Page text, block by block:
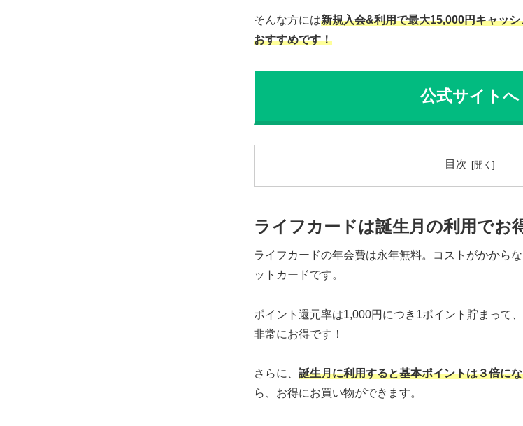
そんな方には新規入会&利用で最大15,000円キャッ
おすすめです！
公式サイトへ
目次
ライフカードは誕生月の利用でお
ライフカードの年会費は永年無料。コストがかから
ットカードです。
ポイント還元率は1,000円につき1ポイント貯まって
非常にお得です！
さらに、 誕生月に利用すると基本ポイントは３倍に
ら、お得にお買い物ができます。